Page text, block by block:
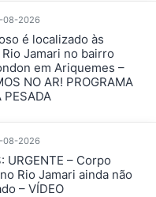
08-2026
é localizado às
Jamari no bairro
em Ariquemes –
NO AR! PROGRAMA
PESADA
08-2026
URGENTE – Corpo
Rio Jamari ainda não
– VÍDEO